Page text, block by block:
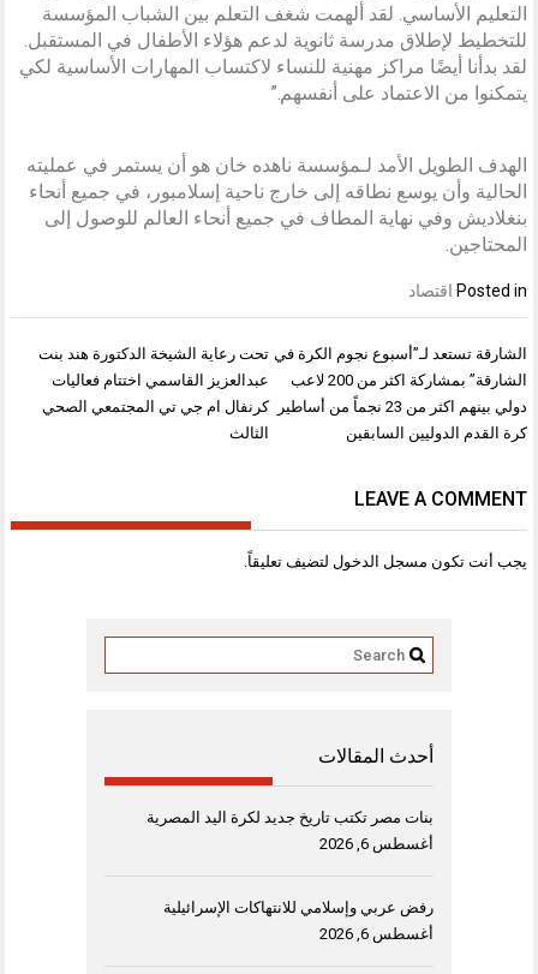
التعليم الأساسي. لقد ألهمت شغف التعلم بين الشباب المؤسسة
للتخطيط لإطلاق مدرسة ثانوية لدعم هؤلاء الأطفال في المستقبل.
لقد بدأنا أيضًا مراكز مهنية للنساء لاكتساب المهارات الأساسية لكي
يتمكنوا من الاعتماد على أنفسهم.”
الهدف الطويل الأمد لـمؤسسة ناهده خان هو أن يستمر في عمليته
الحالية وأن يوسع نطاقه إلى خارج ناحية إسلامبور، في جميع أنحاء
بنغلاديش وفي نهاية المطاف في جميع أنحاء العالم للوصول إلى
المحتاجين.
Posted in اقتصاد
تصفّح
المقالات
تحت رعاية الشيخة الدكتورة هند بنت
عبدالعزيز القاسمي اختتام فعاليات
كرنفال ام جي تي المجتمعي الصحي
الثالث
الشارقة تستعد لـ”أسبوع نجوم الكرة في
الشارقة” بمشاركة اكثر من 200 لاعب
دولي بينهم اكثر من 23 نجماً من أساطير
كرة القدم الدوليين السابقين
LEAVE A COMMENT
يجب أنت تكون مسجل الدخول لتضيف تعليقاً.
أحدث المقالات
بنات مصر تكتب تاريخ جديد لكرة اليد المصرية
أغسطس 6, 2026
رفض عربي وإسلامي للانتهاكات الإسرائيلية
أغسطس 6, 2026